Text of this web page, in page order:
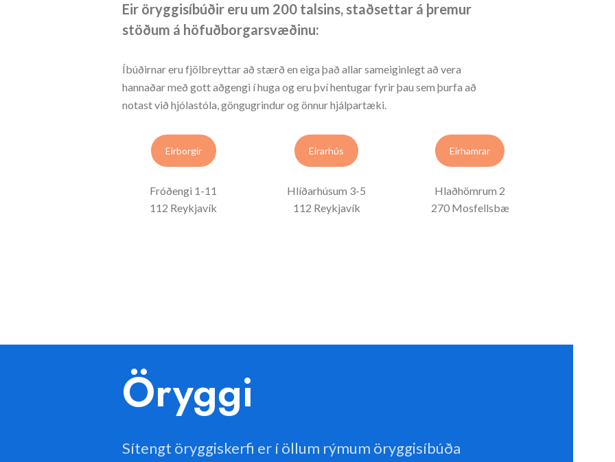
Eir öryggisíbúðir eru um 200 talsins, staðsettar á þremur
stöðum á höfuðborgarsvæðinu:
Íbúðirnar eru fjölbreyttar að stærð en eiga það allar sameiginlegt að vera
hannaðar með gott aðgengi í huga og eru því hentugar fyrir þau sem þurfa að
notast við hjólastóla, göngugrindur og önnur hjálpartæki.
Eirborgir
Fróðengi 1-11
112 Reykjavík
Eirarhús
Hlíðarhúsum 3-5
112 Reykjavík
Eirhamrar
Hlaðhömrum 2
270 Mosfellsbæ
Öryggi
Sítengt öryggiskerfi er í öllum rýmum öryggisíbúða